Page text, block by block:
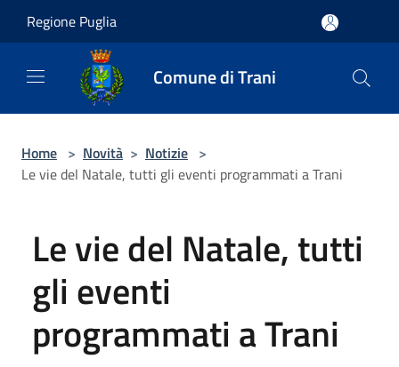
Regione Puglia
Comune di Trani
Home > Novità > Notizie >
Le vie del Natale, tutti gli eventi programmati a Trani
Le vie del Natale, tutti
gli eventi
programmati a Trani